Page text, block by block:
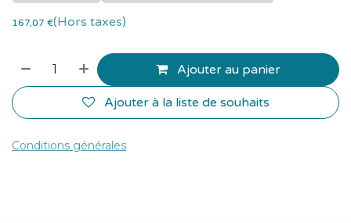
167,07 €(Hors taxes)
Ajouter au panier
Ajouter à la liste de souhaits
Conditions générales